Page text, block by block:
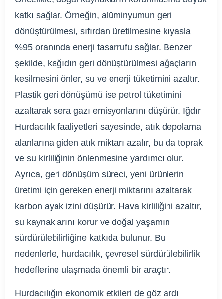
katkı sağlar. Örneğin, alüminyumun geri
dönüştürülmesi, sıfırdan üretilmesine kıyasla
%95 oranında enerji tasarrufu sağlar. Benzer
şekilde, kağıdın geri dönüştürülmesi ağaçların
kesilmesini önler, su ve enerji tüketimini azaltır.
Plastik geri dönüşümü ise petrol tüketimini
azaltarak sera gazı emisyonlarını düşürür. Iğdır
Hurdacılık faaliyetleri sayesinde, atık depolama
alanlarına giden atık miktarı azalır, bu da toprak
ve su kirliliğinin önlenmesine yardımcı olur.
Ayrıca, geri dönüşüm süreci, yeni ürünlerin
üretimi için gereken enerji miktarını azaltarak
karbon ayak izini düşürür. Hava kirliliğini azaltır,
su kaynaklarını korur ve doğal yaşamın
sürdürülebilirliğine katkıda bulunur. Bu
nedenlerle, hurdacılık, çevresel sürdürülebilirlik
hedeflerine ulaşmada önemli bir araçtır.
Hurdacılığın ekonomik etkileri de göz ardı